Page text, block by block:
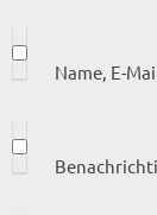
Name, E-